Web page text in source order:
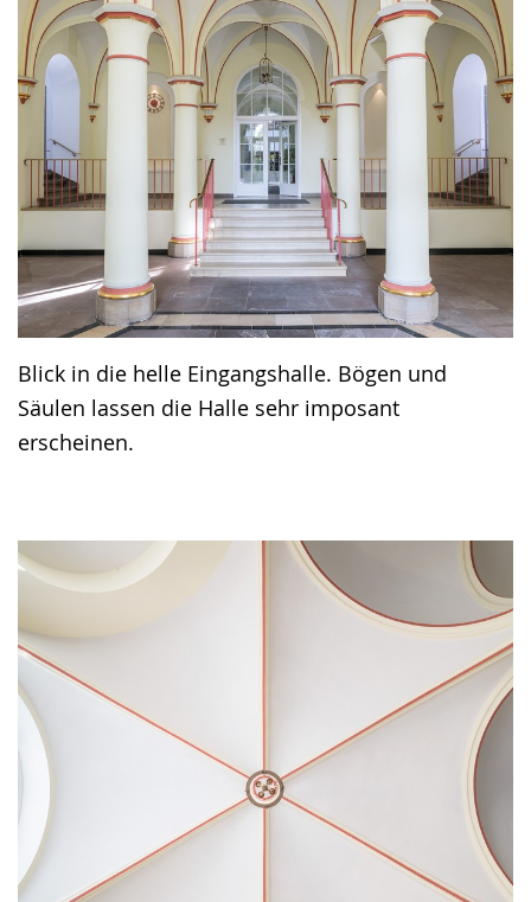
Blick in die helle Eingangshalle. Bögen und
Säulen lassen die Halle sehr imposant
erscheinen.